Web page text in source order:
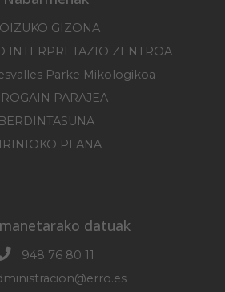
GIZONA
INTERPRETAZIO ZENTROA
Parke Mikologikoa
PARAJEA
BERDINTASUNA
PLANA
datuak
948 76 80 11